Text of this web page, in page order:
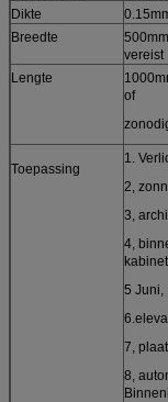
Dikte
Breedte
vereist
Lengte
of
Toepassing
1.
2,
3,
4,
5 Juni,
7,
8,